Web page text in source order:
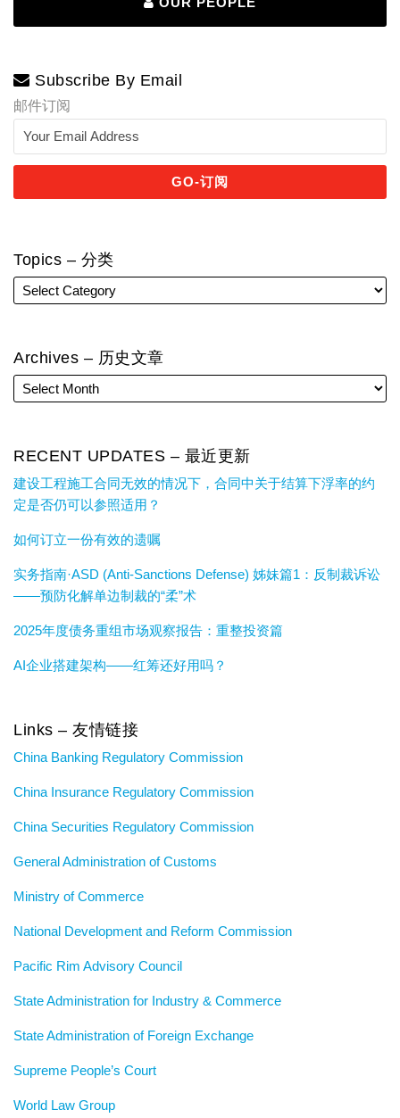
Subscribe By Email
邮件订阅
Topics – 分类
Archives – 历史文章
RECENT UPDATES – 最近更新
建设工程施工合同无效的情况下，合同中关于结算下浮率的约
定是否仍可以参照适用？
如何订立一份有效的遗嘱
实务指南·ASD (Anti-Sanctions Defense) 姊妹篇1：反制裁诉讼
——预防化解单边制裁的“柔”术
2025年度债务重组市场观察报告：重整投资篇
AI企业搭建架构——红筹还好用吗？
Links – 友情链接
China Banking Regulatory Commission
China Insurance Regulatory Commission
China Securities Regulatory Commission
General Administration of Customs
Ministry of Commerce
National Development and Reform Commission
Pacific Rim Advisory Council
State Administration for Industry & Commerce
State Administration of Foreign Exchange
Supreme People’s Court
World Law Group